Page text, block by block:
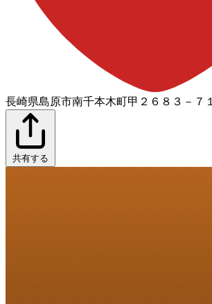
長崎県島原市南千本木町甲２６８３－７１
共有する